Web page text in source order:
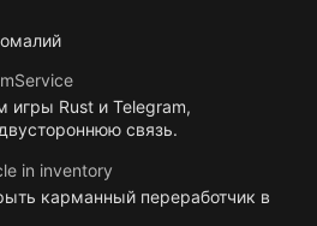
Rust и Telegram,
связь.
in inventory
карманный переработчик в